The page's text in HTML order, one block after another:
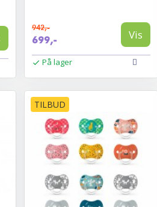
942,-
699,- Vis
På lager
TILBUD